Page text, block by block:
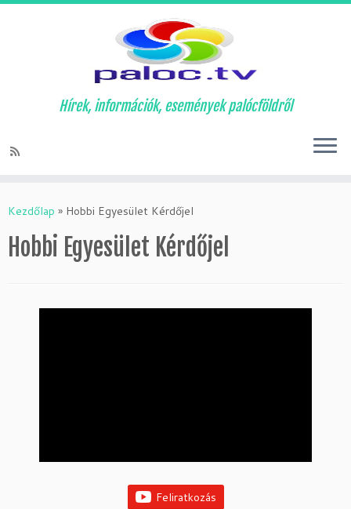
to
Hírek, információk, események palócföldről
Kezdőlap » Hobbi Egyesület Kérdőjel
Hobbi Egyesület Kérdőjel
Feliratkozás